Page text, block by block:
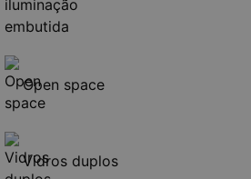
Open space
Vidros duplos